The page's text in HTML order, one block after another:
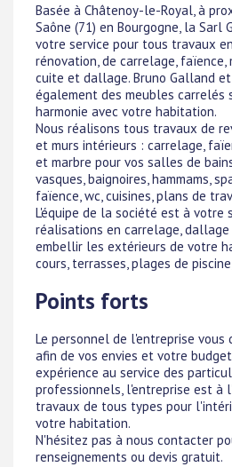
Basée à Châtenoy-le-Royal, à
Saône (71) en Bourgogne, la Sarl
votre service pour tous travaux
rénovation, de carrelage, faïence,
cuite et dallage. Bruno Galland
également des meubles carrelés
harmonie avec votre habitation.
Nous réalisons tous travaux de
et murs intérieurs : carrelage,
et marbre pour vos salles de
vasques, baignoires, hammams,
faïence, wc, cuisines, plans de
L'équipe de la société est à votre
réalisations en carrelage,
embellir les extérieurs de votre
cours, terrasses, plages de
Points forts
Le personnel de l'entreprise vous
afin de vos envies et votre
expérience au service des
professionnels, l'entreprise est à
travaux de tous types pour
votre habitation.
N'hésitez pas à nous contacter
renseignements ou devis gratuit.